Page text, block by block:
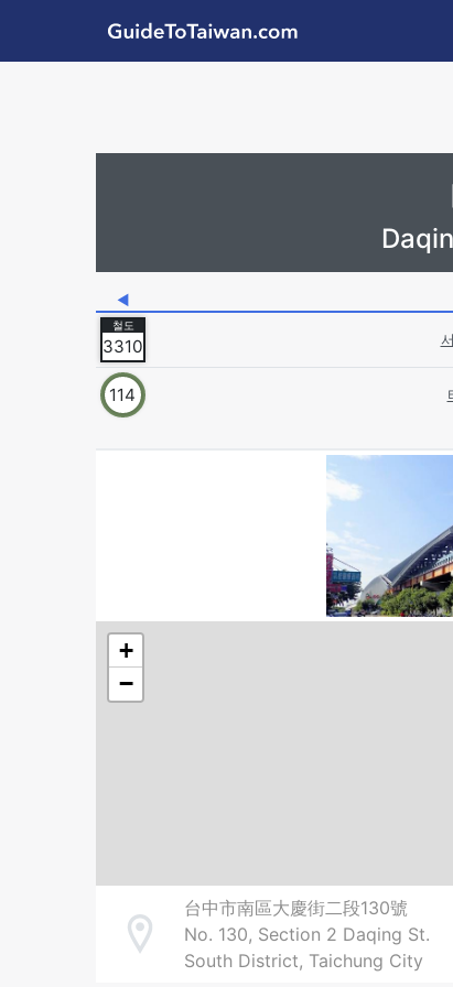
GuideToTaiwan.com
◀
3310
114
+
−
Address
台中市南區大慶街二段130號
No. 130, Section 2 Daqing St.
South District, Taichung City